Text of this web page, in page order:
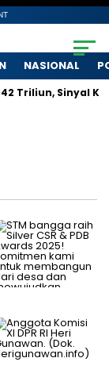
NASIONAL
Triliun, Sinyal